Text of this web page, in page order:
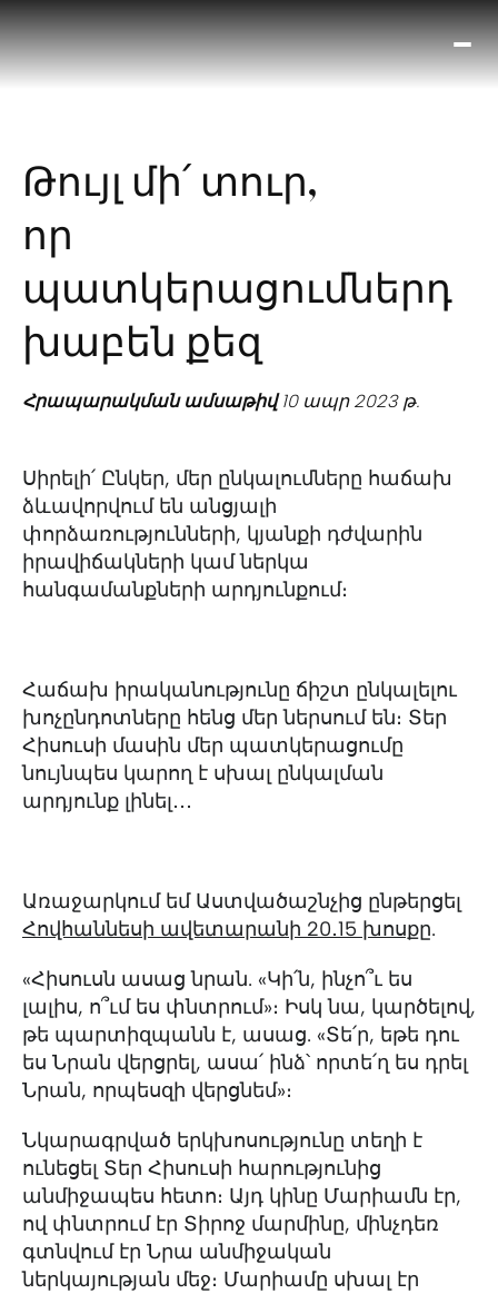
Թույլ մի՛ տուր,
որ
պատկերացումներդ
խաբեն քեզ
Հրապարակման ամսաթիվ10 ապր 2023 թ.
Սիրելի՛ Ընկեր, մեր ընկալումները հաճախ
ձևավորվում են անցյալի
փորձառությունների, կյանքի դժվարին
իրավիճակների կամ ներկա
հանգամանքների արդյունքում։
Հաճախ իրականությունը ճիշտ ընկալելու
խոչընդոտները հենց մեր ներսում են։ Տեր
Հիսուսի մասին մեր պատկերացումը
նույնպես կարող է սխալ ընկալման
արդյունք լինել․․․
Առաջարկում եմ Աստվածաշնչից ընթերցել
Հովհաննեսի ավետարանի 20․15 խոսքը.
«Հիսուսն ասաց նրան. «Կի՛ն, ինչո՞ւ ես
լալիս, ո՞ւմ ես փնտրում»։ Իսկ նա, կարծելով,
թե պարտիզպանն է, ասաց. «Տե՛ր, եթե դու
ես Նրան վերցրել, ասա՛ ինձ՝ որտե՛ղ ես դրել
Նրան, որպեսզի վերցնեմ»։
Նկարագրված երկխոսությունը տեղի է
ունեցել Տեր Հիսուսի հարությունից
անմիջապես հետո։ Այդ կինը Մարիամն էր,
ով փնտրում էր Տիրոջ մարմինը, մինչդեռ
գտնվում էր Նրա անմիջական
ներկայության մեջ։ Մարիամը սխալ էր